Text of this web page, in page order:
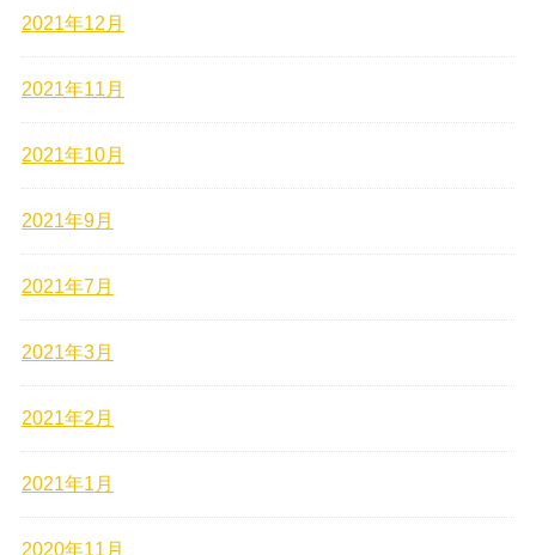
2021年12月
2021年11月
2021年10月
2021年9月
2021年7月
2021年3月
2021年2月
2021年1月
2020年11月